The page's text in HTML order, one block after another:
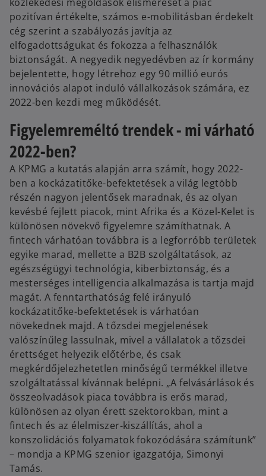
pozitívan értékelte, számos e-mobilitásban érdekelt
cég szerint a szabályozás javítja az
elfogadottságukat és fokozza a felhasználók
biztonságát. A negyedik negyedévben az ír kormány
bejelentette, hogy létrehoz egy 90 millió eurós
innovációs alapot induló vállalkozások számára, ez
2022-ben kezdi meg működését.
Figyelemreméltó trendek - mi várható
2022-ben?
A KPMG a kutatás alapján arra számít, hogy 2022-
ben a kockázatitőke-befektetések a világ legtöbb
részén nagyon jelentősek maradnak, és az olyan
kevésbé fejlett piacok, mint Afrika és a Közel-Kelet is
különösen növekvő figyelemre számíthatnak. A
fintech várhatóan továbbra is a legforróbb területek
egyike marad, mellette a B2B szolgáltatások, az
egészségügyi technológia, kiberbiztonság, és a
mesterséges intelligencia alkalmazása is tartja majd
magát. A fenntarthatóság felé irányuló
kockázatitőke-befektetések is várhatóan
növekednek majd. A tőzsdei megjelenések
valószínűleg lassulnak, mivel a vállalatok a tőzsdei
érettséget helyezik előtérbe, és csak
megkérdőjelezhetetlen minőségű termékkel illetve
szolgáltatással kívánnak belépni. „A felvásárlások és
összeolvadások piaca továbbra is erős marad,
különösen az olyan érett szektorokban, mint a
fintech és az élelmiszer-kiszállítás, ahol a
konszolidációs folyamatok fokozódására számítunk”
– mondja a KPMG szenior igazgatója, Simonyi
Tamás.